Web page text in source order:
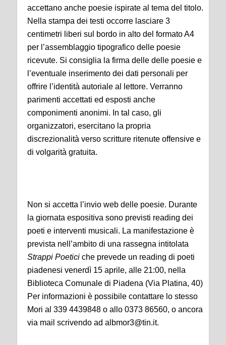
accettano anche poesie ispirate al tema del titolo.
Nella stampa dei testi occorre lasciare 3
centimetri liberi sul bordo in alto del formato A4
per l’assemblaggio tipografico delle poesie
ricevute. Si consiglia la firma delle delle poesie e
l’eventuale inserimento dei dati personali per
offrire l’identità autoriale al lettore. Verranno
parimenti accettati ed esposti anche
componimenti anonimi. In tal caso, gli
organizzatori, esercitano la propria
discrezionalità verso scritture ritenute offensive e
di volgarità gratuita.
Non si accetta l’invio web delle poesie. Durante
la giornata espositiva sono previsti reading dei
poeti e interventi musicali. La manifestazione è
prevista nell’ambito di una rassegna intitolata
Strappi Poetici che prevede un reading di poeti
piadenesi venerdì 15 aprile, alle 21:00, nella
Biblioteca Comunale di Piadena (Via Platina, 40)
Per informazioni è possibile contattare lo stesso
Mori al 339 4439848 o allo 0373 86560, o ancora
via mail scrivendo ad albmor3@tin.it.